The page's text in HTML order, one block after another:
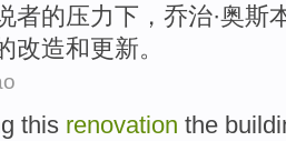
者的压力下，乔治·奥斯
改造和更新。
this renovation the